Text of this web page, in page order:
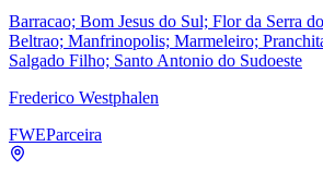
Barracao; Bom Jesus do Sul; Flor da Serra
Beltrao; Manfrinopolis; Marmeleiro;
Salgado Filho; Santo Antonio do Sudoeste
Frederico Westphalen
FWEParceira